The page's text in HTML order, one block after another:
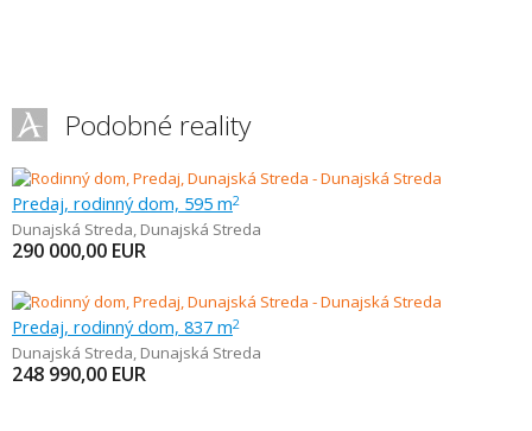
Podobné reality
Predaj, rodinný dom, 595 m2
Dunajská Streda, Dunajská Streda
290 000,00 EUR
Predaj, rodinný dom, 837 m2
Dunajská Streda, Dunajská Streda
248 990,00 EUR